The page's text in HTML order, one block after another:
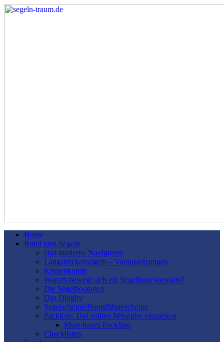
Home
Rund ums Segeln
Das moderne Navigieren
Langstreckensegeln – Voraussetzungen
Knotenkunde
Warum bewegt sich ein Segelboot vorwärts?
Die Segelbootarten
Das Dinghy
Segelscheine/Bootsführerscheine
Packliste: Das sollten Mitsegler einpacken
Must-haves Packliste
Checklisten